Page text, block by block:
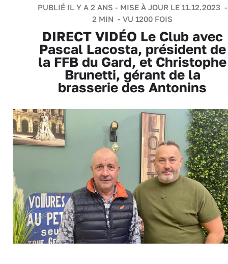
PUBLIÉ IL Y A 2 ANS - MISE À JOUR LE 11.12.2023 -
2 MIN - VU 1200 FOIS
DIRECT VIDÉO Le Club avec
Pascal Lacosta, président de
la FFB du Gard, et Christophe
Brunetti, gérant de la
brasserie des Antonins